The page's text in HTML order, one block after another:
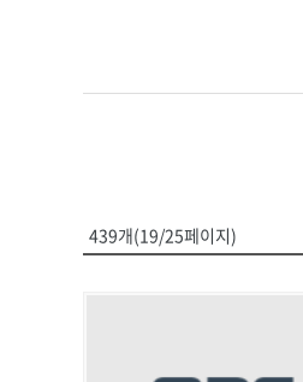
439개(19/25페이지)